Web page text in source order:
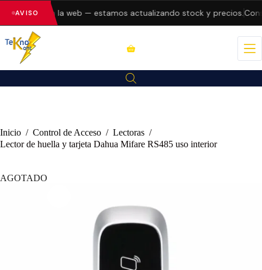
AVISO
errores en la web — estamos actualizando stock y precios.
Inicio / Control de Acceso / Lectoras /
Lector de huella y tarjeta Dahua Mifare RS485 uso interior
AGOTADO